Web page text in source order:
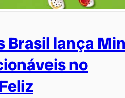
Brasil lança
no